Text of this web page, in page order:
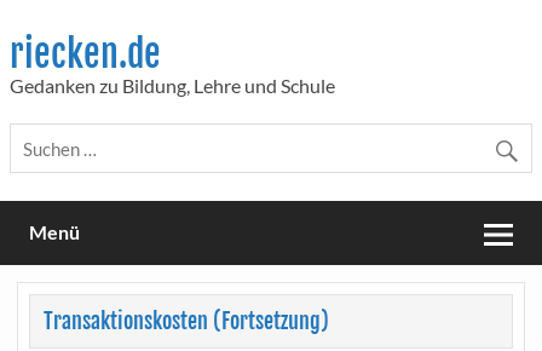
content
riecken.de
Gedanken zu Bildung, Lehre und Schule
Menü
Transaktionskosten (Fortsetzung)